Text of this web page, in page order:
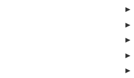
►
►
►
►
►